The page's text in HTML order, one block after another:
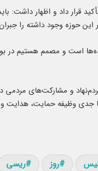
قرار داد و اظهار داشت:
حوزه وجود داشته را
و مشارکت‌های
جدی وظیفه حمایت، هدایت
روز ریسی